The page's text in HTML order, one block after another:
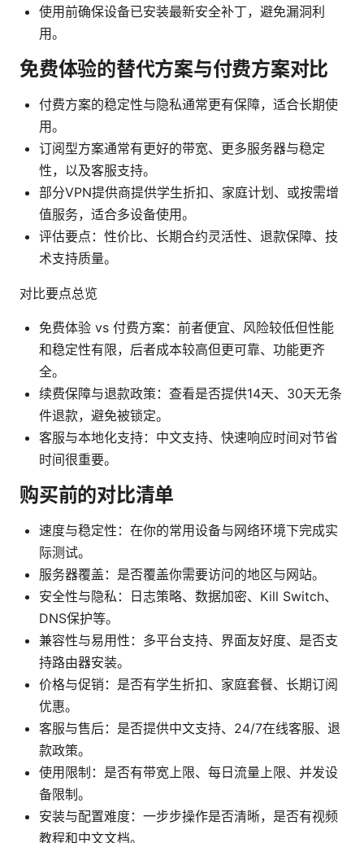
使用前确保设备已安装最新安全补丁，避免漏洞利
用。
免费体验的替代方案与付费方案对比
付费方案的稳定性与隐私通常更有保障，适合长期使
用。
订阅型方案通常有更好的带宽、更多服务器与稳定
性，以及客服支持。
部分VPN提供商提供学生折扣、家庭计划、或按需增
值服务，适合多设备使用。
评估要点：性价比、长期合约灵活性、退款保障、技
术支持质量。
对比要点总览
免费体验 vs 付费方案：前者便宜、风险较低但性能
和稳定性有限，后者成本较高但更可靠、功能更齐
全。
续费保障与退款政策：查看是否提供14天、30天无条
件退款，避免被锁定。
客服与本地化支持：中文支持、快速响应时间对节省
时间很重要。
购买前的对比清单
速度与稳定性：在你的常用设备与网络环境下完成实
际测试。
服务器覆盖：是否覆盖你需要访问的地区与网站。
安全性与隐私：日志策略、数据加密、Kill Switch、
DNS保护等。
兼容性与易用性：多平台支持、界面友好度、是否支
持路由器安装。
价格与促销：是否有学生折扣、家庭套餐、长期订阅
优惠。
客服与售后：是否提供中文支持、24/7在线客服、退
款政策。
使用限制：是否有带宽上限、每日流量上限、并发设
备限制。
安装与配置难度：一步步操作是否清晰，是否有视频
教程和中文文档。